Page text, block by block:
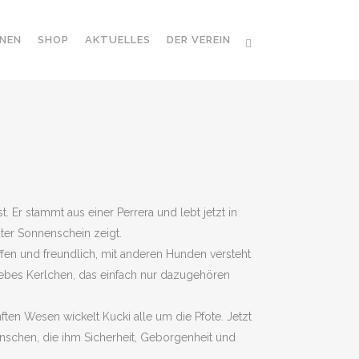
SHOP AKTUELLES DER VEREIN
Er stammt aus einer Perrera und lebt jetzt in
Sonnenschein zeigt.
und freundlich, mit anderen Hunden versteht
Kerlchen, das einfach nur dazugehören
Wesen wickelt Kucki alle um die Pfote. Jetzt
die ihm Sicherheit, Geborgenheit und